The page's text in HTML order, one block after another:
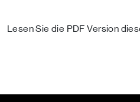
Lesen Sie die PDF Version